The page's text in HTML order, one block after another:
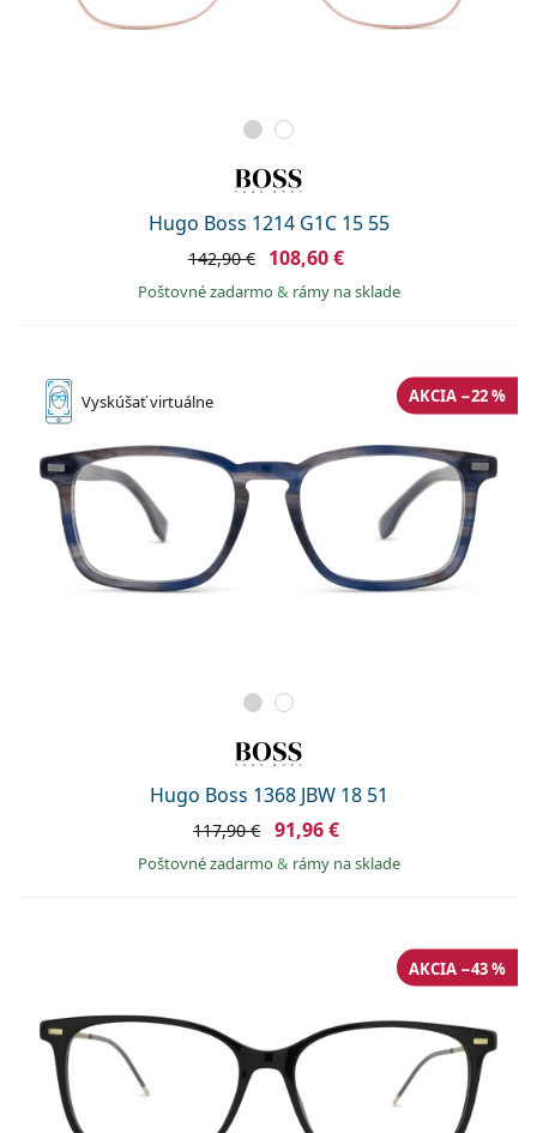
Hugo Boss 1214 G1C 15 55
142,90 € 108,60 €
Poštovné zadarmo& rámy na sklade
Vyskúšaťvirtuálne
Hugo Boss 1368 JBW 18 51
AKCIA −22 %
117,90 € 91,96 €
Poštovné zadarmo& rámy na sklade
AKCIA −43 %